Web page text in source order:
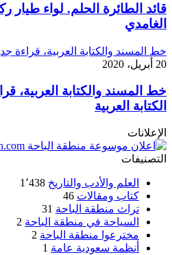
قائد الطائرة الحلم. لواء
الغامدي
خط المسند والكتابة العربية، قراءة
20 أبريل، 2020
خط المسند والكتابة العربية،
الكتابة العربية
الإعلانات
التصنيفات
العلم والأدب والتاريخ 1٬438
كتاب ومقالات 46
تراث منطقة الباحة 31
السياحة في منطقة الباحة 2
مخترعوا منطقة الباحة 2
أنظمة سعودية عامة 1